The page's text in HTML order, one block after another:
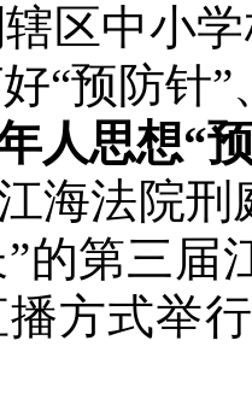
区中小
“预防针”
人思想“
海法院
的第三届
方式举